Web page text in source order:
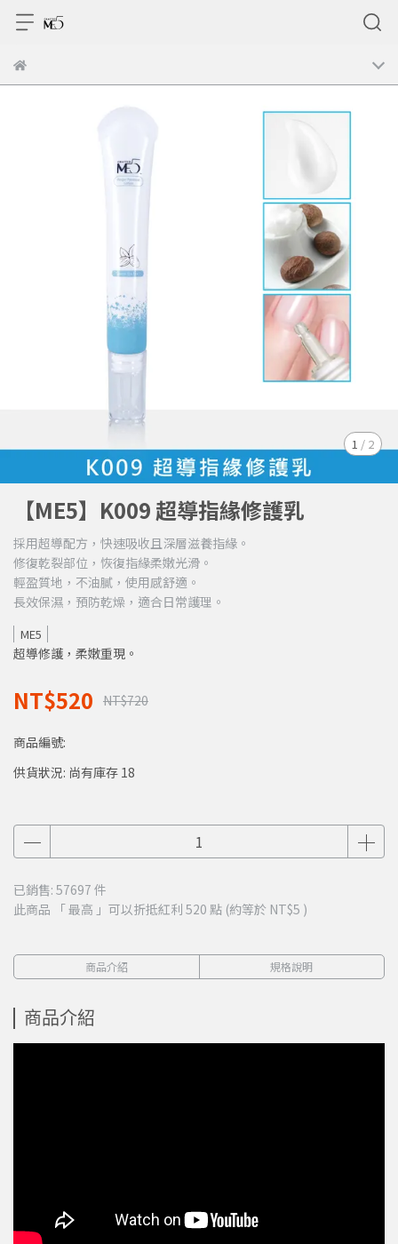
1 / 2
【ME5】K009 超導指緣修護乳
採用超導配方，快速吸收且深層滋養指緣。
修復乾裂部位，恢復指緣柔嫩光滑。
輕盈質地，不油膩，使用感舒適。
長效保濕，預防乾燥，適合日常護理。
ME5
超導修護，柔嫩重現。
NT$520 NT$720
商品編號:
供貨狀況: 尚有庫存 18
已銷售: 57697 件
此商品 「 最高 」可以折抵紅利 520 點 (約等於 NT$5 )
商品介紹 規格說明
商品介紹